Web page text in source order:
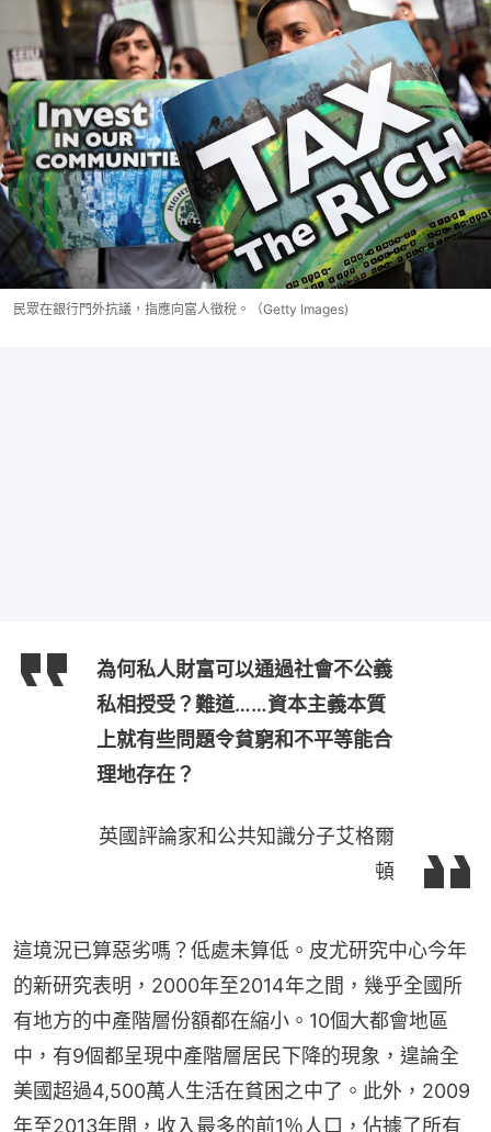
民眾在銀行門外抗議，指應向富人徵稅。（Getty Images)
為何私人財富可以通過社會不公義
私相授受？難道……資本主義本質
上就有些問題令貧窮和不平等能合
理地存在？
英國評論家和公共知識分子艾格爾
頓
這境況已算惡劣嗎？低處未算低。皮尤研究中心今年
的新研究表明，2000年至2014年之間，幾乎全國所
有地方的中產階層份額都在縮小。10個大都會地區
中，有9個都呈現中產階層居民下降的現象，遑論全
美國超過4,500萬人生活在貧困之中了。此外，2009
年至2013年間，收入最多的前1％人口，佔據了所有